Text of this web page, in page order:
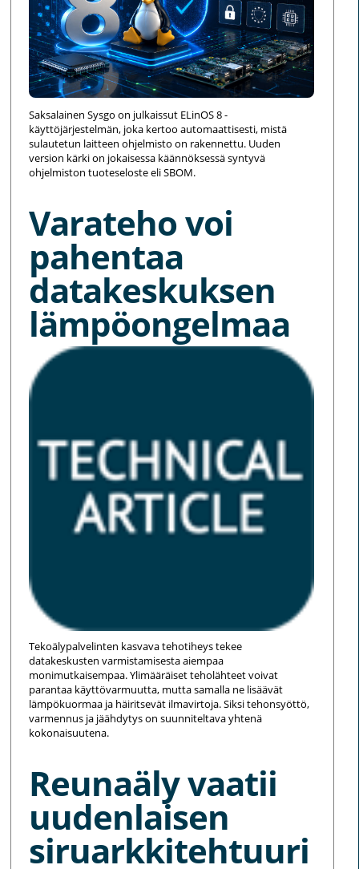
Saksalainen Sysgo on julkaissut ELinOS 8 -
käyttöjärjestelmän, joka kertoo automaattisesti, mistä
sulautetun laitteen ohjelmisto on rakennettu. Uuden
version kärki on jokaisessa käännöksessä syntyvä
ohjelmiston tuoteseloste eli SBOM.
Varateho voi
pahentaa
datakeskuksen
lämpöongelmaa
Tekoälypalvelinten kasvava tehotiheys tekee
datakeskusten varmistamisesta aiempaa
monimutkaisempaa. Ylimääräiset teholähteet voivat
parantaa käyttövarmuutta, mutta samalla ne lisäävät
lämpökuormaa ja häiritsevät ilmavirtoja. Siksi tehonsyöttö,
varmennus ja jäähdytys on suunniteltava yhtenä
kokonaisuutena.
Reunaäly vaatii
uudenlaisen
siruarkkitehtuuri